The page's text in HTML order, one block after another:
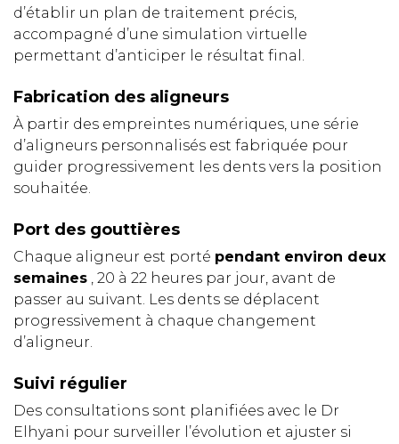
d’établir un plan de traitement précis,
accompagné d’une simulation virtuelle
permettant d’anticiper le résultat final.
Fabrication des aligneurs
À partir des empreintes numériques, une série
d’aligneurs personnalisés est fabriquée pour
guider progressivement les dents vers la position
souhaitée.
Port des gouttières
Chaque aligneur est porté pendant environ deux
semaines , 20 à 22 heures par jour, avant de
passer au suivant. Les dents se déplacent
progressivement à chaque changement
d’aligneur.
Suivi régulier
Des consultations sont planifiées avec le Dr
Elhyani pour surveiller l’évolution et ajuster si